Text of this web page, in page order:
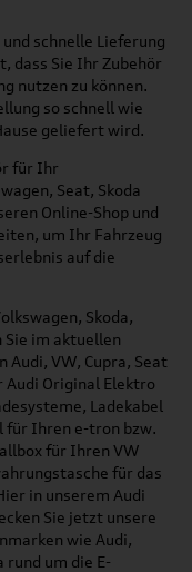
schnelle Lieferung
dass Sie Ihr Zubehör
nutzen zu können.
so schnell wie
geliefert wird.
für Ihr
Seat, Skoda
Online-Shop und
um Ihr Fahrzeug
auf die
Skoda,
Sie im aktuellen
VW, Cupra, Seat
Audi Original Elektro
Ladekabel
für Ihren e-tron bzw.
für Ihren VW
für das
in unserem Audi
Sie jetzt unsere
wie Audi,
rund um die E-